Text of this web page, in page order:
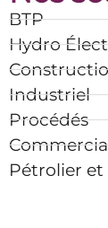
BTP
Hydro
Industriel
Procédés
Pétrolier et